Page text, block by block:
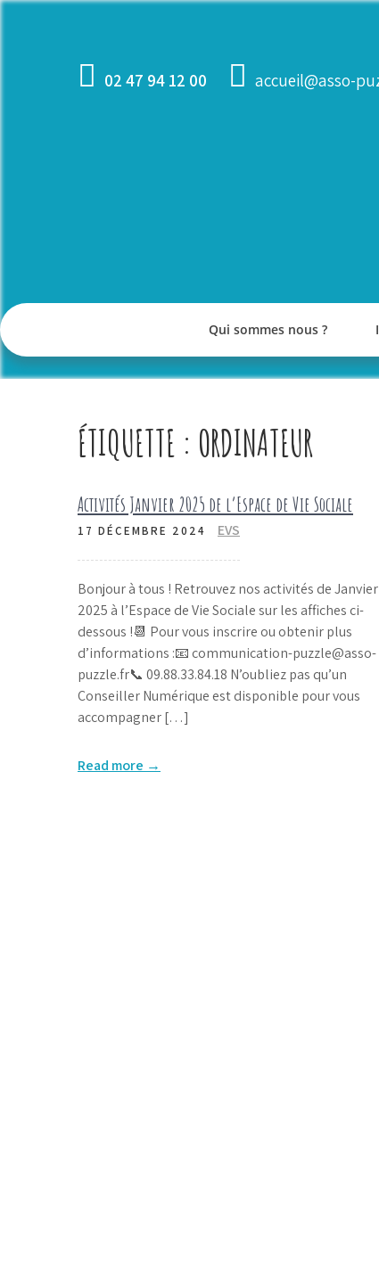
Skip
02 47 94 12 00 accueil@asso-
Qui sommes nous ?
ÉTIQUETTE : ORDINATEUR
Activités Janvier 2025 de l’Espace de Vie Sociale
17 DÉCEMBRE 2024 EVS
Bonjour à tous ! Retrouvez nos activités de Janvier
2025 à l’Espace de Vie Sociale sur les affiches ci-
dessous !📆 Pour vous inscrire ou obtenir plus
d’informations :📧 communication-puzzle@asso-
puzzle.fr📞 09.88.33.84.18 N’oubliez pas qu’un
Conseiller Numérique est disponible pour vous
accompagner […]
Read more →